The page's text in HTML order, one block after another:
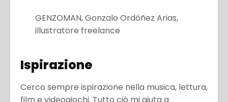
GENZOMAN, Gonzalo Ordóñez Arias,
illustratore freelance
Ispirazione
Cerco sempre ispirazione nella musica, lettura,